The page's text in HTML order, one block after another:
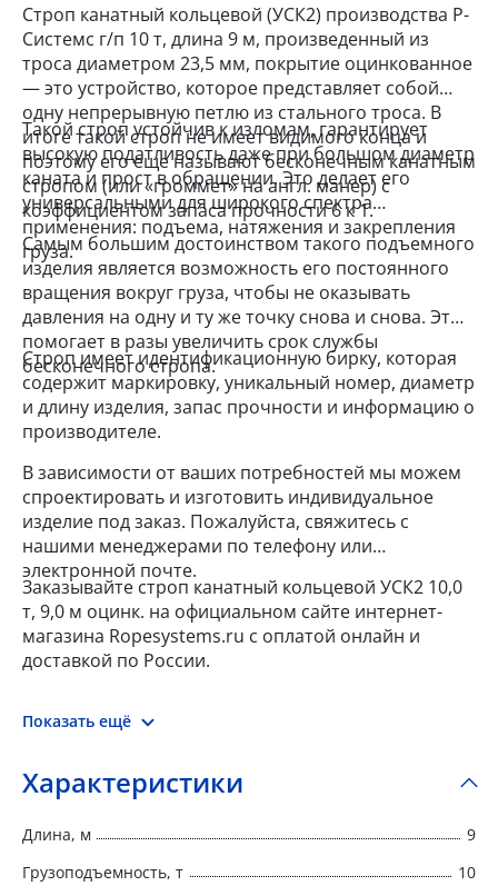
Строп канатный кольцевой (УСК2) производства Р-
Системс г/п 10 т, длина 9 м, произведенный из
троса диаметром 23,5 мм, покрытие оцинкованное
— это устройство, которое представляет собой
одну непрерывную петлю из стального троса. В
итоге такой строп не имеет видимого конца и
поэтому его еще называют бесконечным канатным
стропом (или «громмет» на англ. манер) с
коэффициентом запаса прочности 6 к 1.
Такой строп устойчив к изломам, гарантирует
высокую податливость даже при большом диаметр
каната и прост в обращении. Это делает его
универсальными для широкого спектра
применения: подъема, натяжения и закрепления
груза.
Самым большим достоинством такого подъемного
изделия является возможность его постоянного
вращения вокруг груза, чтобы не оказывать
давления на одну и ту же точку снова и снова. Это
помогает в разы увеличить срок службы
бесконечного стропа.
Строп имеет идентификационную бирку, которая
содержит маркировку, уникальный номер, диаметр
и длину изделия, запас прочности и информацию о
производителе.
В зависимости от ваших потребностей мы можем
спроектировать и изготовить индивидуальное
изделие под заказ. Пожалуйста, свяжитесь с
нашими менеджерами по телефону или
электронной почте.
Заказывайте строп канатный кольцевой УСК2 10,0
т, 9,0 м оцинк. на официальном сайте интернет-
магазина Ropesystems.ru с оплатой онлайн и
доставкой по России.
Показать ещё
Характеристики
Длина, м
9
Грузоподъемность, т
10